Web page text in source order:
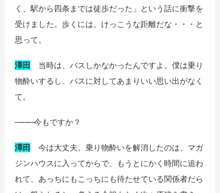
く、駅から四条までは徒歩だった」という話に衝撃を
受けました。歩くには、けっこうな距離だな・・・と
思って。
澤田 当時は、バスしかなかったんですよ。僕は乗り
物酔いするし、バスに対してあまりいい思い出がなく
て。
―――今もですか？
澤田 今は大丈夫。乗り物酔いを解消したのは、マガ
ジンハウスに入ってからで、もうとにかく時間に追わ
れて、あっちにもこっちにも待たせている関係者だら